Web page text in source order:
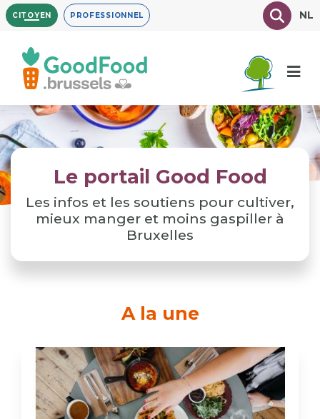
Aller
au
contenu
principal
CITOYEN PROFESSIONNEL TexteNL
Le portail Good Food
Les infos et les soutiens pour cultiver,
mieux manger et moins gaspiller à
Bruxelles
A la une